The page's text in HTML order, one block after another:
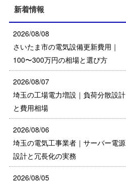
新着情報
2026/08/08
さいたま市の電気設備更新費用｜
100〜300万円の相場と選び方
2026/08/07
埼玉の工場電力増設｜負荷分散設計
と費用相場
2026/08/06
埼玉の電気工事業者｜サーバー電源
設計と冗長化の実務
2026/08/05